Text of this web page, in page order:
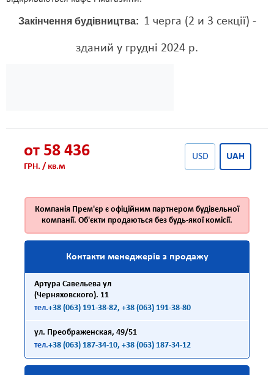
Закінчення будівництва: 1 черга (2 и 3 секції) -
зданий у грудні 2024 р.
от 58 436
ГРН. / кв.м
USD UAH
Компанія Прем'єр є офіційним партнером будівельної
компанії. Об'єкти продаються без будь-якої комісії.
Контакти менеджерів з продажу
Артура Савельева ул
(Черняховского). 11
тел.+38 (063) 191-38-82, +38 (063) 191-38-80
ул. Преображенская, 49/51
тел.+38 (063) 187-34-10, +38 (063) 187-34-12